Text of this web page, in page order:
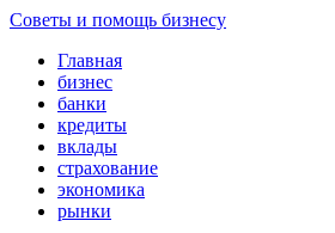
Советы и помощь бизнесу
Главная
бизнес
банки
кредиты
вклады
страхование
экономика
рынки